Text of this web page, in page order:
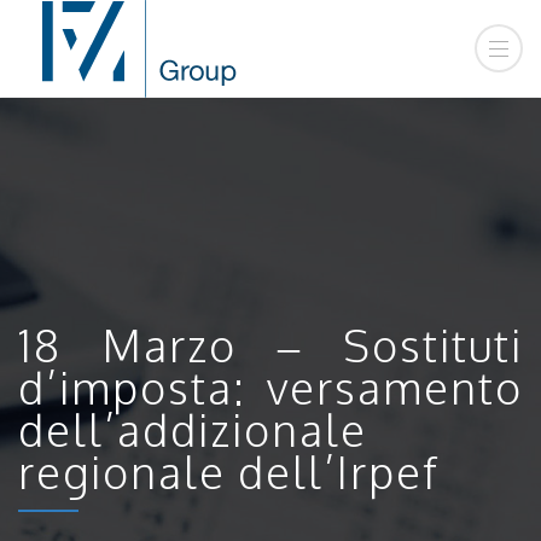
18 Marzo – Sostituti
d’imposta: versamento
dell’addizionale
regionale dell’Irpef